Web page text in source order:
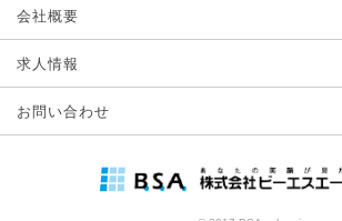
会社概要
求人情報
お問い合わせ